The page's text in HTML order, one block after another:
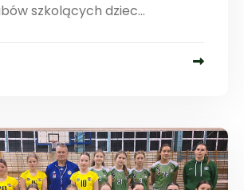
szkolących dziec...